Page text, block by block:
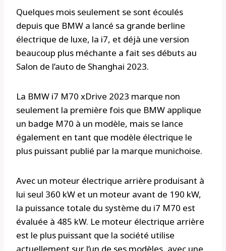
Quelques mois seulement se sont écoulés
depuis que BMW a lancé sa grande berline
électrique de luxe, la i7, et déjà une version
beaucoup plus méchante a fait ses débuts au
Salon de l’auto de Shanghai 2023.
La BMW i7 M70 xDrive 2023 marque non
seulement la première fois que BMW applique
un badge M70 à un modèle, mais se lance
également en tant que modèle électrique le
plus puissant publié par la marque munichoise.
Avec un moteur électrique arrière produisant à
lui seul 360 kW et un moteur avant de 190 kW,
la puissance totale du système du i7 M70 est
évaluée à 485 kW. Le moteur électrique arrière
est le plus puissant que la société utilise